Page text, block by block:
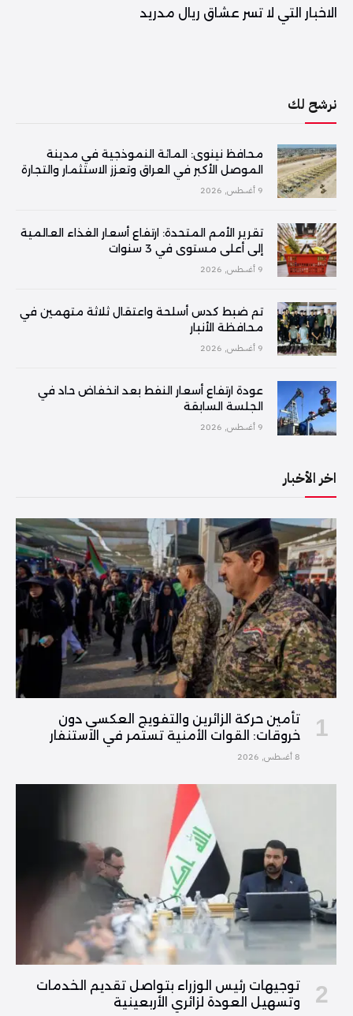
الاخبار التي لا تسر عشاق ريال مدريد
نرشح لك
محافظ نينوى: المائة النموذجية في مدينة
الموصل الأكبر في العراق وتعزز الاستثمار والتجارة
9 أغسطس, 2026
تقرير الأمم المتحدة: ارتفاع أسعار الغذاء العالمية
إلى أعلى مستوى في 3 سنوات
9 أغسطس, 2026
تم ضبط كدس أسلحة واعتقال ثلاثة متهمين في
محافظة الأنبار
9 أغسطس, 2026
عودة ارتفاع أسعار النفط بعد انخفاض حاد في
الجلسة السابقة
9 أغسطس, 2026
اخر الأخبار
تأمين حركة الزائرين والتفويج العكسي دون
خروقات: القوات الأمنية تستمر في الاستنفار
8 أغسطس, 2026
توجيهات رئيس الوزراء بتواصل تقديم الخدمات
وتسهيل العودة لزائري الأربعينية